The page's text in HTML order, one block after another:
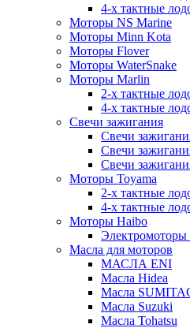
4-х тактные
Моторы NS Marine
Моторы Minn Kota
Моторы Flover
Моторы WaterSnake
Моторы Marlin
2-х тактные
4-х тактные
Свечи зажигания
Свечи
Свечи
Свечи
Моторы Toyama
2-х тактные
4-х тактные
Моторы Haibo
Электромоторы
Масла для моторов
МАСЛА ENI
Масла Hidea
Масла
Масла Suzuki
Масла Tohatsu